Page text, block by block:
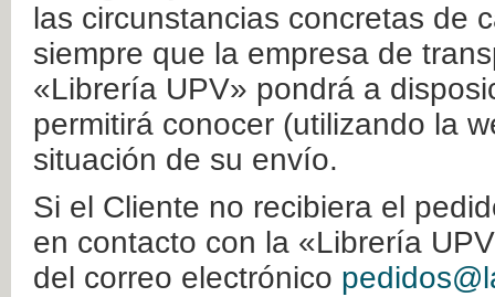
las circunstancias concretas de
siempre que la empresa de
«Librería UPV» pondrá a
permitirá conocer (utilizando la
situación de su envío.
Si el Cliente no recibiera el
en contacto con la «Librería
del correo electrónico